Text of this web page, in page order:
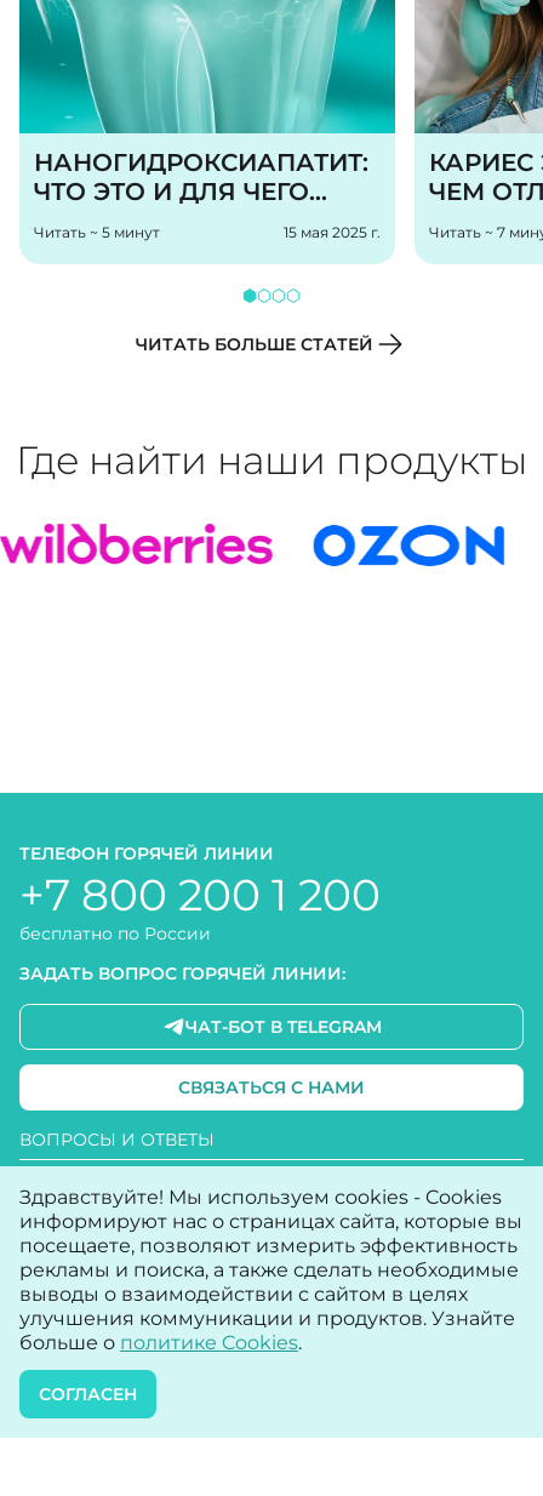
НАНОГИДРОКСИАПАТИТ:
ЧТО ЭТО И ДЛЯ ЧЕГО
ИСПОЛЬЗУЕТСЯ В
ЗУБНЫХ ПАСТАХ
Читать ~ 5 минут 15 мая 2025 г.
ЧЕМ
СТАДИИ
Читать ~ 7
ЧИТАТЬ БОЛЬШЕ СТАТЕЙ
Где найти наши продукты
Здравствуйте! Мы используем cookies - Cookies
информируют нас о страницах сайта, которые вы
посещаете, позволяют измерить эффективность
рекламы и поиска, а также сделать необходимые
выводы о взаимодействии с сайтом в целях
улучшения коммуникации и продуктов. Узнайте
больше о политике Cookies.
СОГЛАСЕН
ТЕЛЕФОН ГОРЯЧЕЙ ЛИНИИ
+7 800 200 1 200
бесплатно по России
ЗАДАТЬ ВОПРОС ГОРЯЧЕЙ ЛИНИИ:
ЧАТ-БОТ В TELEGRAM
СВЯЗАТЬСЯ С НАМИ
ВОПРОСЫ И ОТВЕТЫ
УСЛОВИЯ ИСПОЛЬЗОВАНИЯ САЙТА
ПОЛИТИКА COOKIE
ДОСТУПНОСТЬ
КАРТА САЙТА
ООО «Арнест ЮниРусь»
г. Москва, ул. Сергея Макеева, д. 13.